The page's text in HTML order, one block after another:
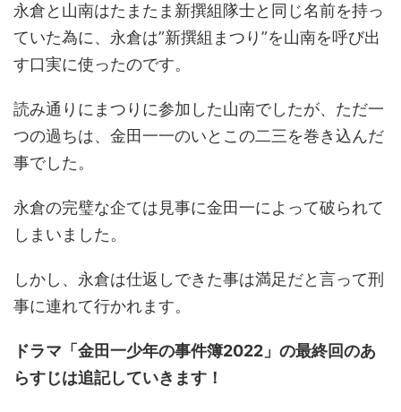
永倉と山南はたまたま新撰組隊士と同じ名前を持っ
ていた為に、永倉は”新撰組まつり”を山南を呼び出
す口実に使ったのです。
読み通りにまつりに参加した山南でしたが、ただ一
つの過ちは、金田一一のいとこの二三を巻き込んだ
事でした。
永倉の完璧な企ては見事に金田一によって破られて
しまいました。
しかし、永倉は仕返しできた事は満足だと言って刑
事に連れて行かれます。
ドラマ「金田一少年の事件簿2022」の最終回のあ
らすじは追記していきます！